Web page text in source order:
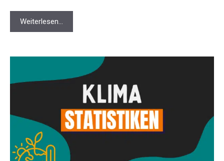
Weiterlesen…